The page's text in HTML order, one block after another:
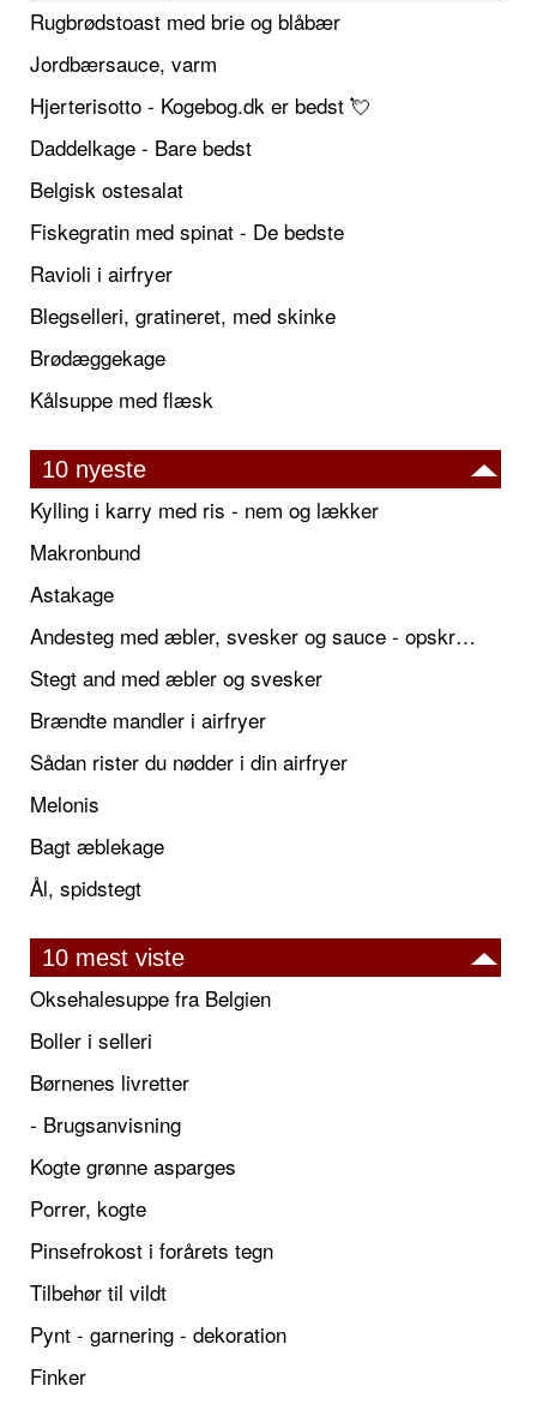
Rugbrødstoast med brie og blåbær
Jordbærsauce, varm
Hjerterisotto - Kogebog.dk er bedst 💘
Daddelkage - Bare bedst
Belgisk ostesalat
Fiskegratin med spinat - De bedste
Ravioli i airfryer
Blegselleri, gratineret, med skinke
Brødæggekage
Kålsuppe med flæsk
10 nyeste
Kylling i karry med ris - nem og lækker
Makronbund
Astakage
Andesteg med æbler, svesker og sauce - opskrift også til jul
Stegt and med æbler og svesker
Brændte mandler i airfryer
Sådan rister du nødder i din airfryer
Melonis
Bagt æblekage
Ål, spidstegt
10 mest viste
Oksehalesuppe fra Belgien
Boller i selleri
Børnenes livretter
- Brugsanvisning
Kogte grønne asparges
Porrer, kogte
Pinsefrokost i forårets tegn
Tilbehør til vildt
Pynt - garnering - dekoration
Finker